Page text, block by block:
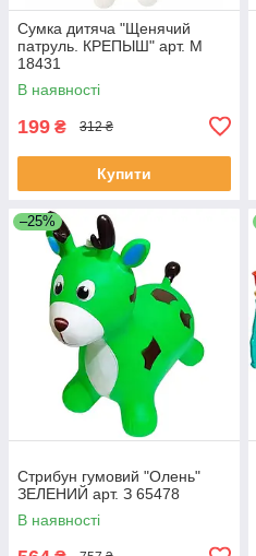
Сумка дитяча "Щенячий
патруль. КРЕПЫШ" арт. M
18431
В наявності
199 ₴ 312 ₴
Купити
–25%
Стрибун гумовий "Олень"
ЗЕЛЕНИЙ арт. З 65478
В наявності